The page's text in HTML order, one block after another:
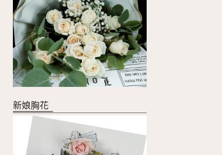
新娘胸花